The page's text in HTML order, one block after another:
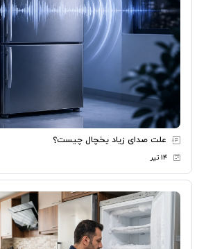
علت صدای زیاد یخچال چیست؟
۱۴ تیر